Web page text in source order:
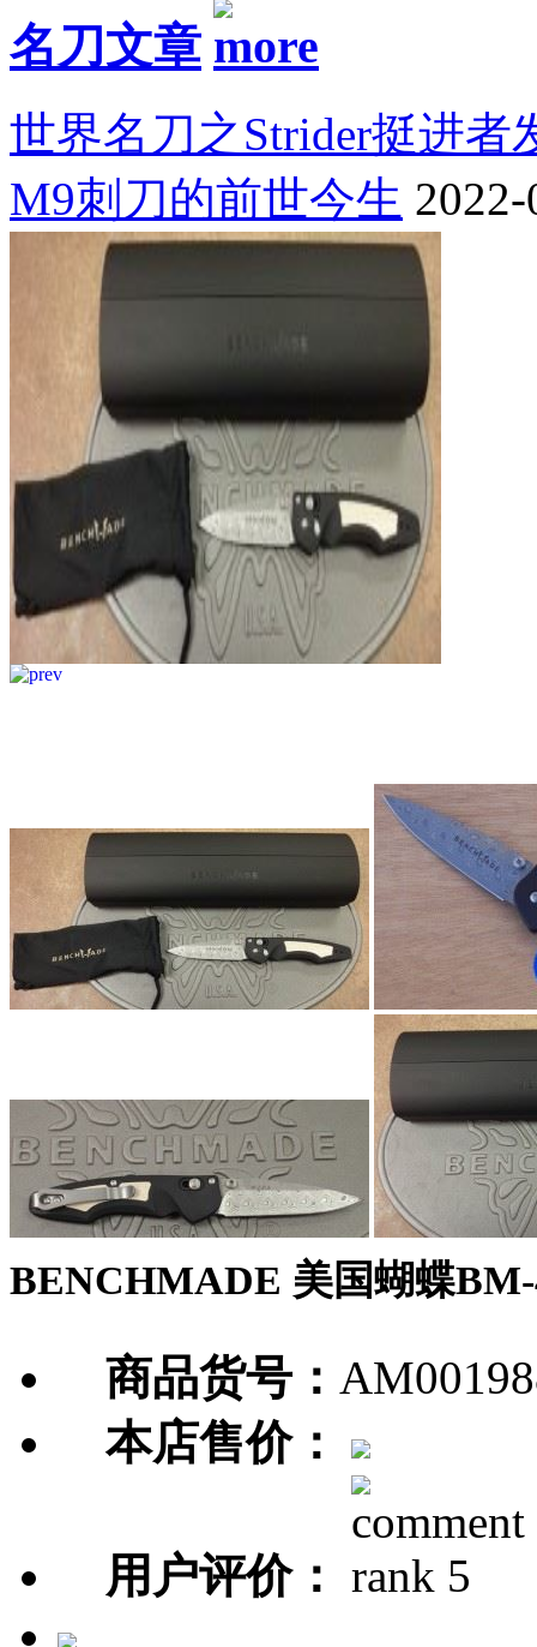
名刀文章
世界名刀之Strider挺进者
M9刺刀的前世今生
BENCHMADE 美国蝴蝶BM-
商品货号：
本店售价：
用户评价：